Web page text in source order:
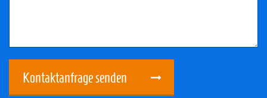
Kontaktanfrage senden